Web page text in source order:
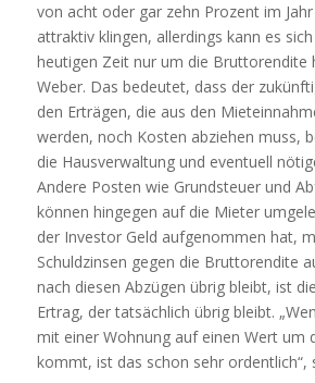
von acht oder gar zehn Prozent im
attraktiv klingen, allerdings kann es
heutigen Zeit nur um die Bruttorendite
Weber. Das bedeutet, dass der
den Erträgen, die aus den
werden, noch Kosten abziehen muss,
die Hausverwaltung und eventuell
Andere Posten wie Grundsteuer und
können hingegen auf die Mieter
der Investor Geld aufgenommen hat,
Schuldzinsen gegen die Bruttorendite
nach diesen Abzügen übrig bleibt, ist
Ertrag, der tatsächlich übrig bleibt.
mit einer Wohnung auf einen Wert um
kommt, ist das schon sehr ordentlich“,